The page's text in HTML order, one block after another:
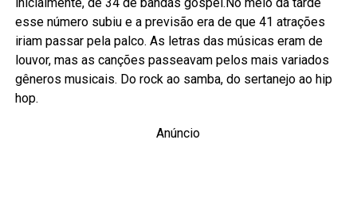
esse número subiu e a previsão era de que 41 atrações
iriam passar pela palco. As letras das músicas eram de
louvor, mas as canções passeavam pelos mais variados
gêneros musicais. Do rock ao samba, do sertanejo ao hip
hop.
Anúncio